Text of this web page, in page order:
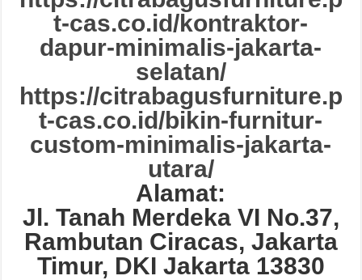
t-cas.co.id/kontraktor-
dapur-minimalis-jakarta-
selatan/
https://citrabagusfurniture.p
t-cas.co.id/bikin-furnitur-
custom-minimalis-jakarta-
utara/
Alamat:
Jl. Tanah Merdeka VI No.37,
Rambutan Ciracas, Jakarta
Timur, DKI Jakarta 13830